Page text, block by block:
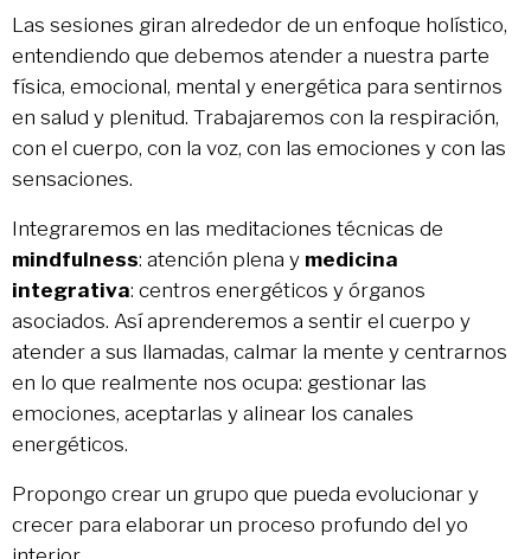
Las sesiones giran alrededor de un enfoque holístico,
entendiendo que debemos atender a nuestra parte
física, emocional, mental y energética para sentirnos
en salud y plenitud. Trabajaremos con la respiración,
con el cuerpo, con la voz, con las emociones y con las
sensaciones.
Integraremos en las meditaciones técnicas de
mindfulness: atención plena y medicina
integrativa: centros energéticos y órganos
asociados. Así aprenderemos a sentir el cuerpo y
atender a sus llamadas, calmar la mente y centrarnos
en lo que realmente nos ocupa: gestionar las
emociones, aceptarlas y alinear los canales
energéticos.
Propongo crear un grupo que pueda evolucionar y
crecer para elaborar un proceso profundo del yo